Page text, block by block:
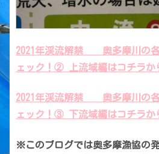
2021年渓流解禁 奥多摩川の各
ェック！② 上流域編はコチラか
2021年渓流解禁 奥多摩川の各
ェック！③ 下流域編はコチラか
※このブログでは奥多摩漁協の